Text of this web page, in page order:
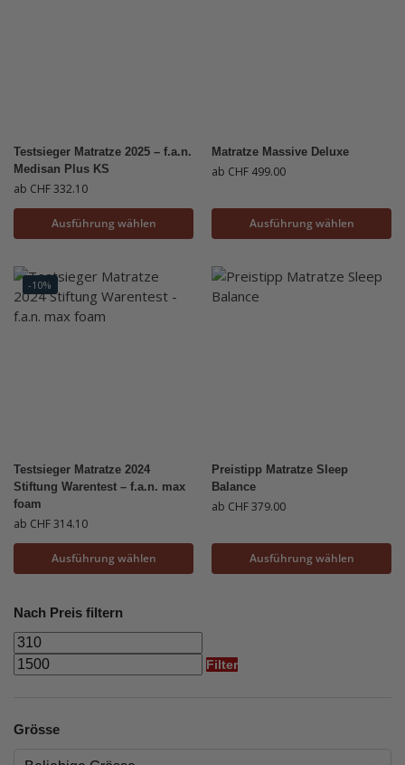
Testsieger Matratze 2025 – f.a.n.
Medisan Plus KS
ab CHF332.10
Ausführung wählen
Matratze Massive Deluxe
ab CHF 499.00
Ausführung wählen
-10%
Testsieger Matratze 2024
Stiftung Warentest – f.a.n. max
foam
ab CHF314.10
Ausführung wählen
Preistipp Matratze Sleep
Balance
ab CHF379.00
Ausführung wählen
Nach Preis filtern
Filter
Grösse